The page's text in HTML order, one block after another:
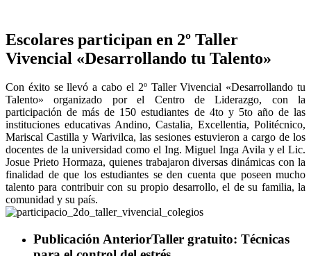
Escolares participan en 2º Taller
Vivencial «Desarrollando tu Talento»
Con éxito se llevó a cabo el 2º Taller Vivencial «Desarrollando tu
Talento» organizado por el Centro de Liderazgo, con la
participación de más de 150 estudiantes de 4to y 5to año de las
instituciones educativas Andino, Castalia, Excellentia, Politécnico,
Mariscal Castilla y Warivilca, las sesiones estuvieron a cargo de los
docentes de la universidad como el Ing. Miguel Inga Avila y el Lic.
Josue Prieto Hormaza, quienes trabajaron diversas dinámicas con la
finalidad de que los estudiantes se den cuenta que poseen mucho
talento para contribuir con su propio desarrollo, el de su familia, la
comunidad y su país.
Publicación AnteriorTaller gratuito: Técnicas